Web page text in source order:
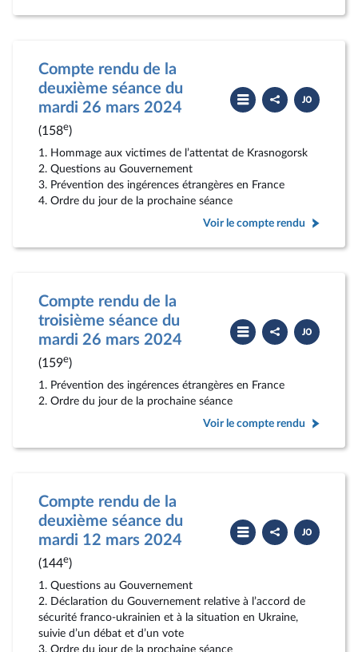
Compte rendu de la
deuxième séance du
mardi 26 mars 2024
(158e)
Partager
le
compte
Télécharger
le
PDF
1. Hommage aux victimes de l’attentat de Krasnogorsk
2. Questions au Gouvernement
3. Prévention des ingérences étrangères en France
4. Ordre du jour de la prochaine séance
Voir le compte rendu
Compte rendu de la
troisième séance du
mardi 26 mars 2024
(159e)
Partager
le
compte
Télécharger
le
PDF
1. Prévention des ingérences étrangères en France
2. Ordre du jour de la prochaine séance
Voir le compte rendu
Compte rendu de la
deuxième séance du
mardi 12 mars 2024
(144e)
Partager
le
compte
Télécharger
le
PDF
1. Questions au Gouvernement
2. Déclaration du Gouvernement relative à l’accord de
sécurité franco-ukrainien et à la situation en Ukraine,
suivie d’un débat et d’un vote
3. Ordre du jour de la prochaine séance